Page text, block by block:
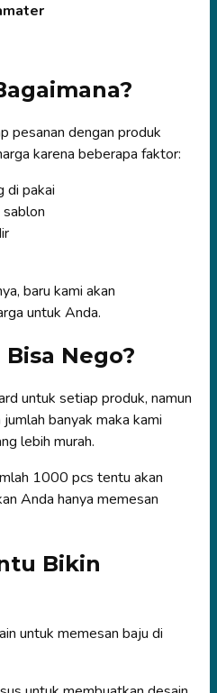
pesanan dengan produk
karena beberapa faktor:
di pakai
baru kami akan
untuk Anda.
Nego?
untuk setiap produk, namun
banyak maka kami
lebih murah.
1000 pcs tentu akan
Anda hanya memesan
Bikin
untuk memesan baju di